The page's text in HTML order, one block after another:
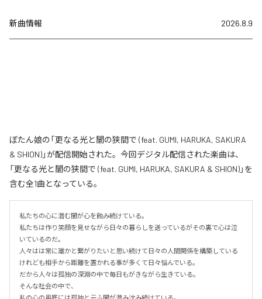
新曲情報 2026.8.9
ぼたん娘の「更なる光と闇の狭間で (feat. GUMI, HARUKA, SAKURA
& SHION)」が配信開始された。今回デジタル配信された楽曲は、
「更なる光と闇の狭間で (feat. GUMI, HARUKA, SAKURA & SHION)」を
含む全1曲となっている。
私たちの心に潜む闇が心を蝕み続けている。
私たちは作り笑顔を見せながら日々の暮らしを送っているがその裏で心は泣
いているのだ。
人々はは常に誰かと繋がりたいと思い続けて日々の人間関係を構築している
けれども相手から距離を置かれる事が多くて日々悩んでいる。
だから人々は孤独の深淵の中で毎日もがきながら生きている。
そんな社会の中で、
私の心の奥底には孤独と云ふ闇が潜み沈み続けている。